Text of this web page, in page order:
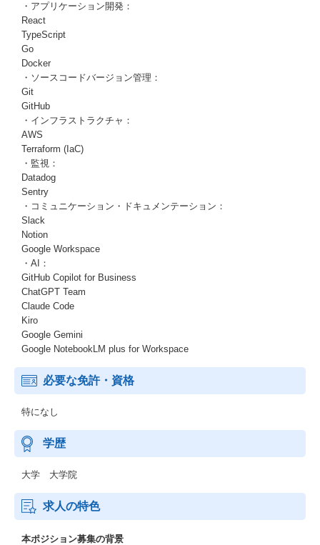
・アプリケーション開発：
React
TypeScript
Go
Docker
・ソースコードバージョン管理：
Git
GitHub
・インフラストラクチャ：
AWS
Terraform (IaC)
・監視：
Datadog
Sentry
・コミュニケーション・ドキュメンテーション：
Slack
Notion
Google Workspace
・AI：
GitHub Copilot for Business
ChatGPT Team
Claude Code
Kiro
Google Gemini
Google NotebookLM plus for Workspace
必要な免許・資格
特になし
学歴
大学 大学院
求人の特色
本ポジション募集の背景